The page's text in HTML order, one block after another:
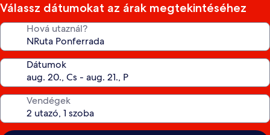
Válassz dátumokat az árak megtekintéséhez
Hová utaznál?
Dátumok
Vendégek